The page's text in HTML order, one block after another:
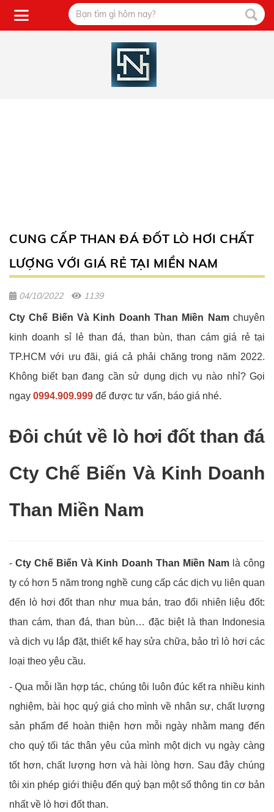
CUNG CẤP THAN ĐÁ ĐỐT LÒ HƠI CHẤT
LƯỢNG VỚI GIÁ RẺ TẠI MIỀN NAM
04/10/2022 1139
Cty Chế Biến Và Kinh Doanh Than Miền Namchuyên
kinh doanh sỉ lẻ than đá, than bùn, than cám giá rẻ tại
TP.HCM với ưu đãi, giá cả phải chăng trong năm 2022.
Không biết bạn đang cần sử dụng dịch vụ nào nhỉ? Gọi
ngay 0994.909.999 để được tư vấn, báo giá nhé.
Đôi chút về lò hơi đốt than đá
Cty Chế Biến Và Kinh Doanh
Than Miền Nam
-Cty Chế Biến Và Kinh Doanh Than Miền Namlà công
ty có hơn 5 năm trong nghề cung cấp các dịch vụ liên quan
đến lò hơi đốt than như mua bán, trao đổi nhiên liệu đốt:
than cám, than đá, than bùn… đặc biệt là than Indonesia
và dịch vụ lắp đặt, thiết kế hay sửa chữa, bảo trì lò hơi các
loại theo yêu cầu.
- Qua mỗi lần hợp tác, chúng tôi luôn đúc kết ra nhiều kinh
nghiệm, bài học quý giá cho mình về nhân sự, chất lượng
sản phẩm để hoàn thiện hơn mỗi ngày nhằm mang đến
cho quý tối tác thân yêu của mình một dịch vụ ngày càng
tốt hơn, chất lượng hơn và hài lòng hơn. Sau đây chúng
tôi xin phép giới thiệu đến quý bạn một số thông tin cơ bản
nhất về lò hơi đốt than.